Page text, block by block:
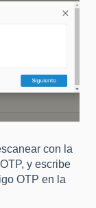
con la
y escribe
OTP en la